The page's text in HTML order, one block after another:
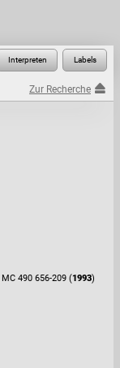
Zur Recherche
MC 490 656-209 (1993)